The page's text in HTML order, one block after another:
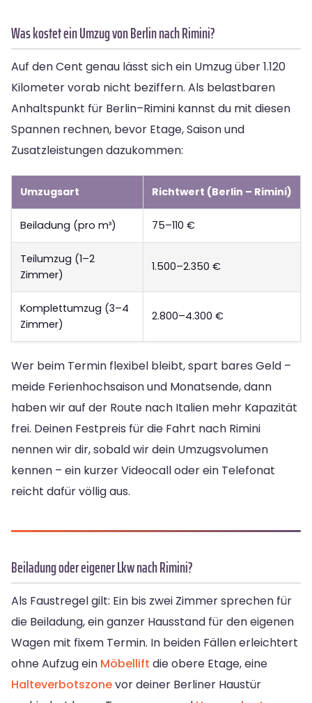
Was kostet ein Umzug von Berlin nach Rimini?
Auf den Cent genau lässt sich ein Umzug über 1.120
Kilometer vorab nicht beziffern. Als belastbaren
Anhaltspunkt für Berlin–Rimini kannst du mit diesen
Spannen rechnen, bevor Etage, Saison und
Zusatzleistungen dazukommen:
Umzugsart Richtwert (Berlin – Rimini)
Beiladung (pro m³) 75–110 €
Teilumzug (1–2
Zimmer)
1.500–2.350 €
Komplettumzug (3–4
Zimmer)
2.800–4.300 €
Wer beim Termin flexibel bleibt, spart bares Geld –
meide Ferienhochsaison und Monatsende, dann
haben wir auf der Route nach Italien mehr Kapazität
frei. Deinen Festpreis für die Fahrt nach Rimini
nennen wir dir, sobald wir dein Umzugsvolumen
kennen – ein kurzer Videocall oder ein Telefonat
reicht dafür völlig aus.
Beiladung oder eigener Lkw nach Rimini?
Als Faustregel gilt: Ein bis zwei Zimmer sprechen für
die Beiladung, ein ganzer Hausstand für den eigenen
Wagen mit fixem Termin. In beiden Fällen erleichtert
ohne Aufzug ein Möbellift die obere Etage, eine
Halteverbotszonevor deiner Berliner Haustür